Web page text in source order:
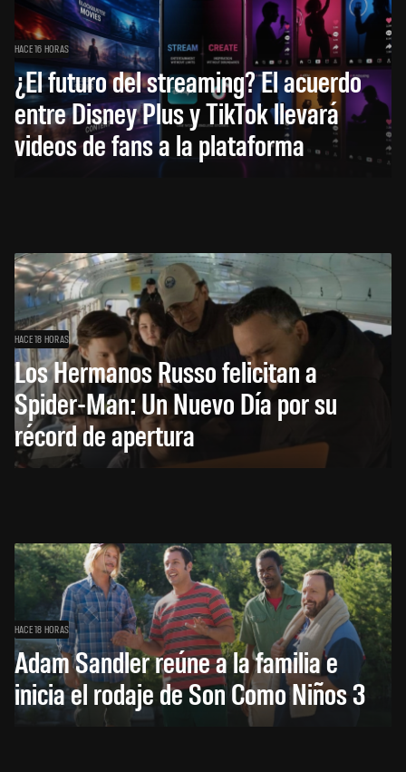
HACE 16 HORAS
¿El futuro del streaming? El acuerdo
entre Disney Plus y TikTok llevará
videos de fans a la plataforma
HACE 18 HORAS
Los Hermanos Russo felicitan a
Spider-Man: Un Nuevo Día por su
récord de apertura
HACE 18 HORAS
Adam Sandler reúne a la familia e
inicia el rodaje de Son Como Niños 3